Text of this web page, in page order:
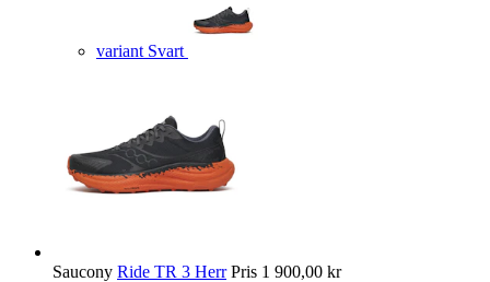
variant Svart
Saucony Ride TR 3 Herr Pris 1 900,00 kr